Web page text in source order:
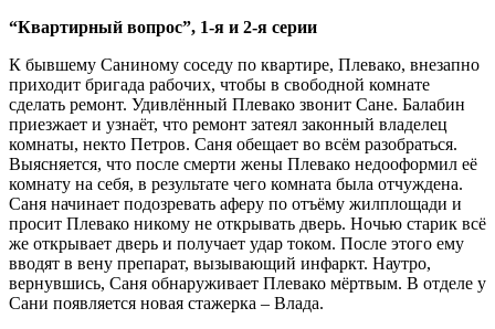
“Квартирный вопрос”, 1-я и 2-я серии
К бывшему Саниному соседу по квартире, Плевако, внезапно
приходит бригада рабочих, чтобы в свободной комнате
сделать ремонт. Удивлённый Плевако звонит Сане. Балабин
приезжает и узнаёт, что ремонт затеял законный владелец
комнаты, некто Петров. Саня обещает во всём разобраться.
Выясняется, что после смерти жены Плевако недооформил её
комнату на себя, в результате чего комната была отчуждена.
Саня начинает подозревать аферу по отъёму жилплощади и
просит Плевако никому не открывать дверь. Ночью старик всё
же открывает дверь и получает удар током. После этого ему
вводят в вену препарат, вызывающий инфаркт. Наутро,
вернувшись, Саня обнаруживает Плевако мёртвым. В отделе у
Сани появляется новая стажерка – Влада.